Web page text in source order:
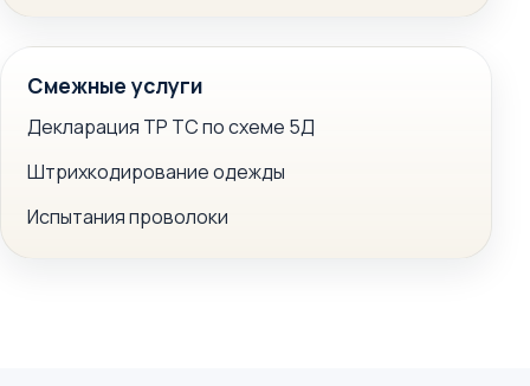
Смежные услуги
Декларация ТР ТС по схеме 5Д
Штрихкодирование одежды
Испытания проволоки